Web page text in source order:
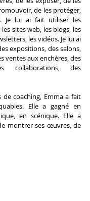
de les protéger,
Je lui ai fait utiliser les
sites web, les blogs, les
les vidéos. Je lui ai
expositions, des salons,
ventes aux enchères, des
collaborations, des
de coaching, Emma a fait
Elle a gagné en
en scénique. Elle a
montrer ses œuvres, de